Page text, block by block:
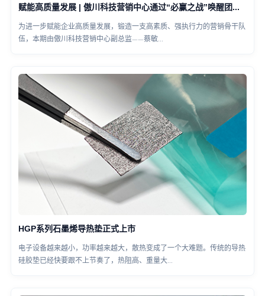
赋能高质量发展 | 傲川科技营销中心通过“必赢之战”唤醒团队内生动力
为进一步赋能企业高质量发展，锻造一支高素质、强执行力的营销骨干队
伍，本期由傲川科技营销中心副总监——蔡敏...
​HGP系列石墨烯导热垫正式上市
电子设备越来越小，功率越来越大，散热变成了一个大难题。传统的导热
硅胶垫已经快要跟不上节奏了，热阻高、重量大...